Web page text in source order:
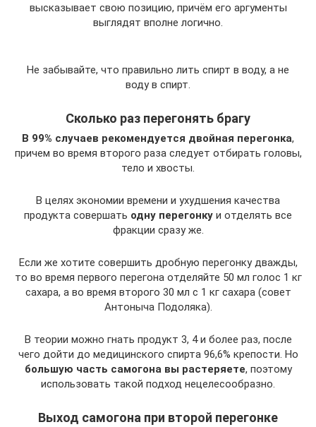
высказывает свою позицию, причём его аргументы
выглядят вполне логично.
Не забывайте, что правильно лить спирт в воду, а не
воду в спирт.
Сколько раз перегонять брагу
В 99% случаев рекомендуется двойная перегонка,
причем во время второго раза следует отбирать головы,
тело и хвосты.
В целях экономии времени и ухудшения качества
продукта совершать одну перегонку и отделять все
фракции сразу же.
Если же хотите совершить дробную перегонку дважды,
то во время первого перегона отделяйте 50 мл голос 1 кг
сахара, а во время второго 30 мл с 1 кг сахара (совет
Антоныча Подоляка).
В теории можно гнать продукт 3, 4 и более раз, после
чего дойти до медицинского спирта 96,6% крепости. Но
большую часть самогона вы растеряете, поэтому
использовать такой подход нецелесообразно.
Выход самогона при второй перегонке